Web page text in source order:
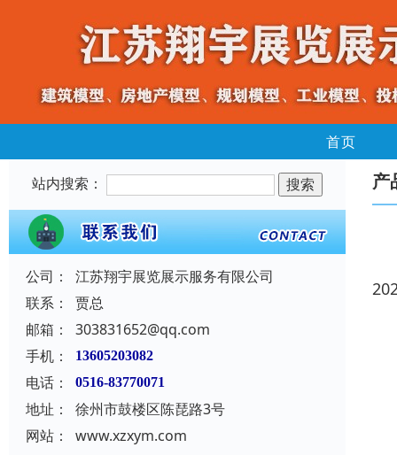
首页
站内搜索：
公司：
江苏翔宇展览展示服务有限公司
联系：
贾总
邮箱：
303831652@qq.com
手机：
13605203082
电话： 0516-83770071
地址：
徐州市鼓楼区陈琵路3号
网站：
www.xzxym.com
产